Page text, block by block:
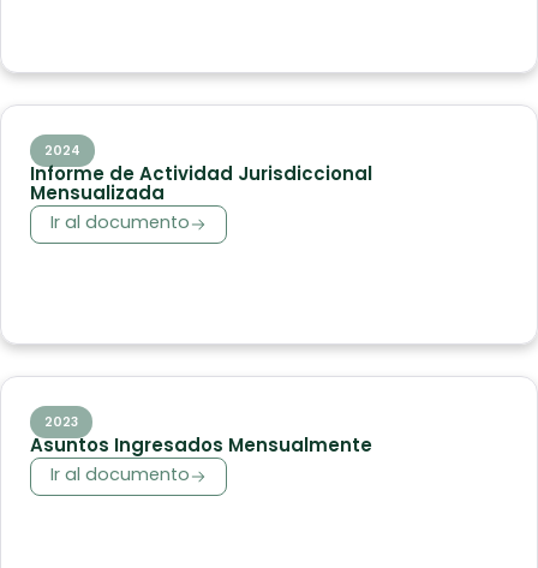
2024
Informe de Actividad Jurisdiccional
Mensualizada
Ir al documento
2023
Asuntos Ingresados Mensualmente
Ir al documento